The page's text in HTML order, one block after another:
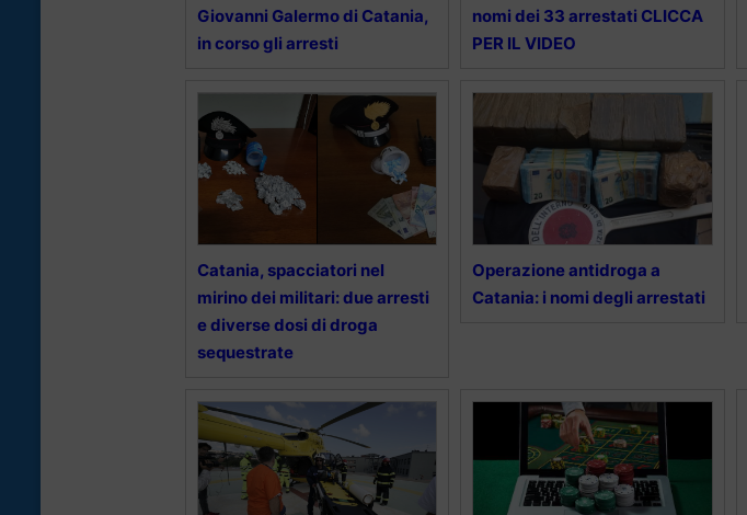
Giovanni Galermo di Catania,
in corso gli arresti
nomi dei 33 arrestati CLICCA
PER IL VIDEO
Catania, spacciatori nel
mirino dei militari: due arresti
e diverse dosi di droga
sequestrate
Operazione antidroga a
Catania: i nomi degli arrestati